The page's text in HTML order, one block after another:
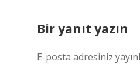
Bir yanıt yazın
E-posta adresiniz